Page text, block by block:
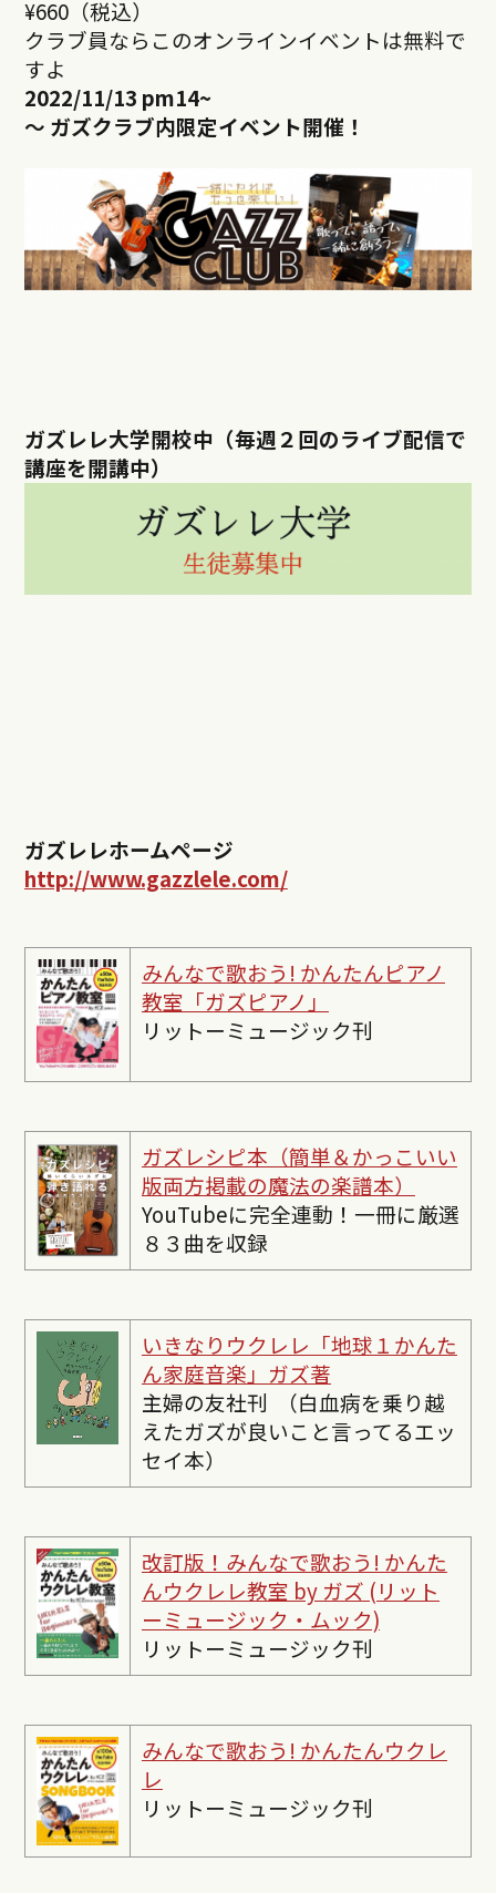
¥660（税込）
クラブ員ならこのオンラインイベントは無料で
すよ
2022/11/13 pm14~
～ ガズクラブ内限定イベント開催！
ガズレレ大学開校中（毎週２回のライブ配信で
講座を開講中）
ガズレレホームページ
http://www.gazzlele.com/
みんなで歌おう! かんたんピアノ
教室「ガズピアノ」
リットーミュージック刊
ガズレシピ本（簡単＆かっこいい
版両方掲載の魔法の楽譜本）
YouTubeに完全連動！一冊に厳選
８３曲を収録
いきなりウクレレ「地球１かんた
ん家庭音楽」ガズ著
主婦の友社刊 （白血病を乗り越
えたガズが良いこと言ってるエッ
セイ本）
改訂版！みんなで歌おう! かんた
んウクレレ教室 by ガズ (リット
ーミュージック・ムック)
リットーミュージック刊
みんなで歌おう! かんたんウクレ
レ
リットーミュージック刊